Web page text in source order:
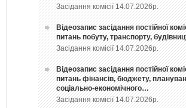
Засідання комісії 14.07.2026р.
Відеозапис засідання постійної
питань побуту, транспорту,
Засідання комісії 14.07.2026р.
Відеозапис засідання постійної
питань фінансів, бюджету,
соціально-економічного…
Засідання комісії 14.07.2026р.